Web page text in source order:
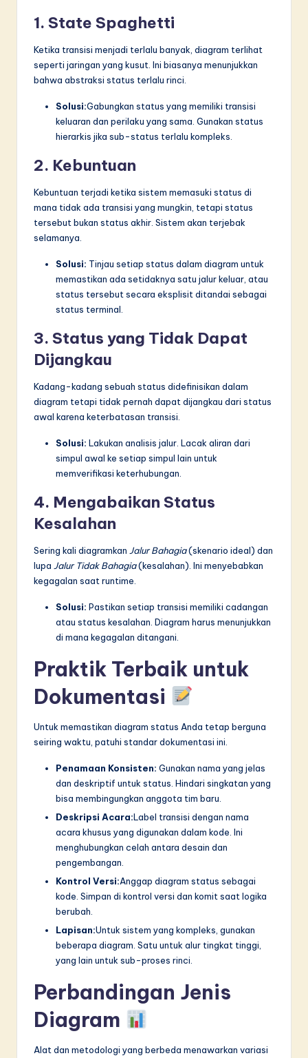
1. State Spaghetti
Ketika transisi menjadi terlalu banyak, diagram terlihat
seperti jaringan yang kusut. Ini biasanya menunjukkan
bahwa abstraksi status terlalu rinci.
Solusi:Gabungkan status yang memiliki transisi
keluaran dan perilaku yang sama. Gunakan status
hierarkis jika sub-status terlalu kompleks.
2. Kebuntuan
Kebuntuan terjadi ketika sistem memasuki status di
mana tidak ada transisi yang mungkin, tetapi status
tersebut bukan status akhir. Sistem akan terjebak
selamanya.
Solusi: Tinjau setiap status dalam diagram untuk
memastikan ada setidaknya satu jalur keluar, atau
status tersebut secara eksplisit ditandai sebagai
status terminal.
3. Status yang Tidak Dapat
Dijangkau
Kadang-kadang sebuah status didefinisikan dalam
diagram tetapi tidak pernah dapat dijangkau dari status
awal karena keterbatasan transisi.
Solusi: Lakukan analisis jalur. Lacak aliran dari
simpul awal ke setiap simpul lain untuk
memverifikasi keterhubungan.
4. Mengabaikan Status
Kesalahan
Sering kali diagramkan Jalur Bahagia(skenario ideal) dan
lupa Jalur Tidak Bahagia(kesalahan). Ini menyebabkan
kegagalan saat runtime.
Solusi: Pastikan setiap transisi memiliki cadangan
atau status kesalahan. Diagram harus menunjukkan
di mana kegagalan ditangani.
Praktik Terbaik untuk
Dokumentasi
Untuk memastikan diagram status Anda tetap berguna
seiring waktu, patuhi standar dokumentasi ini.
Penamaan Konsisten: Gunakan nama yang jelas
dan deskriptif untuk status. Hindari singkatan yang
bisa membingungkan anggota tim baru.
Deskripsi Acara:Label transisi dengan nama
acara khusus yang digunakan dalam kode. Ini
menghubungkan celah antara desain dan
pengembangan.
Kontrol Versi:Anggap diagram status sebagai
kode. Simpan di kontrol versi dan komit saat logika
berubah.
Lapisan:Untuk sistem yang kompleks, gunakan
beberapa diagram. Satu untuk alur tingkat tinggi,
yang lain untuk sub-proses rinci.
Perbandingan Jenis
Diagram
Alat dan metodologi yang berbeda menawarkan variasi